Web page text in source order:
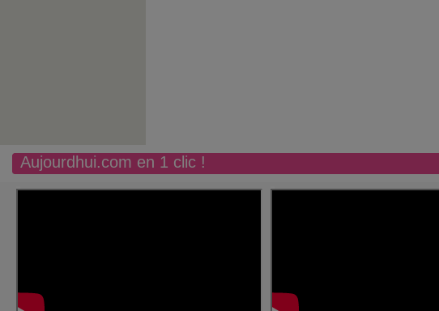
Aujourdhui.com en 1 clic !